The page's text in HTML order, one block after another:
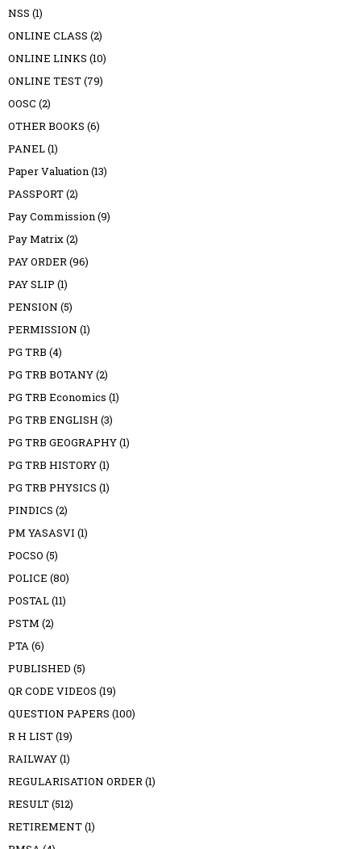
NSS (1)
ONLINE CLASS (2)
ONLINE LINKS (10)
ONLINE TEST(79)
OOSC (2)
OTHER BOOKS (6)
PANEL(1)
Paper Valuation(13)
PASSPORT(2)
Pay Commission(9)
Pay Matrix(2)
PAY ORDER(96)
PAY SLIP (1)
PENSION (5)
PERMISSION (1)
PG TRB (4)
PG TRB BOTANY(2)
PG TRB Economics (1)
PG TRB ENGLISH (3)
PG TRB GEOGRAPHY(1)
PG TRB HISTORY(1)
PG TRB PHYSICS (1)
PINDICS (2)
PM YASASVI (1)
POCSO (5)
POLICE (80)
POSTAL(11)
PSTM (2)
PTA(6)
PUBLISHED (5)
QR CODE VIDEOS (19)
QUESTION PAPERS (100)
R H LIST(19)
RAILWAY(1)
REGULARISATION ORDER(1)
RESULT(512)
RETIREMENT(1)